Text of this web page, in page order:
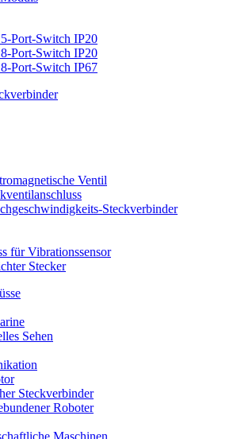
Port-Switch IP20
Port-Switch IP20
Port-Switch IP67
Ventil
Steckverbinder
für Vibrationssensor
Stecker
Sehen
Steckverbinder
Roboter
Maschinen